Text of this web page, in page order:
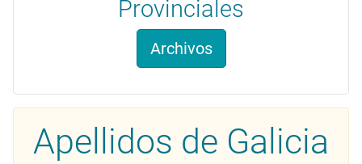
Provinciales
Archivos
Apellidos de Galicia